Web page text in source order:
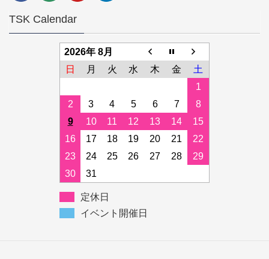
TSK Calendar
2026年 8月
日
月 火 水 木 金
土
1
2
3 4 5 6 7
8
9
10 11 12 13 14
15
16
17 18 19 20 21
22
23
24 25 26 27 28
29
30
31
定休日
イベント開催日